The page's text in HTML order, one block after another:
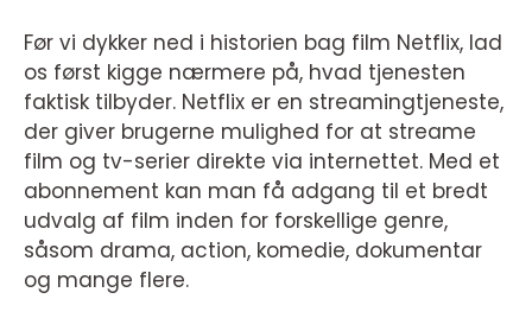
Før vi dykker ned i historien bag film Netflix, lad
os først kigge nærmere på, hvad tjenesten
faktisk tilbyder. Netflix er en streamingtjeneste,
der giver brugerne mulighed for at streame
film og tv-serier direkte via internettet. Med et
abonnement kan man få adgang til et bredt
udvalg af film inden for forskellige genre,
såsom drama, action, komedie, dokumentar
og mange flere.